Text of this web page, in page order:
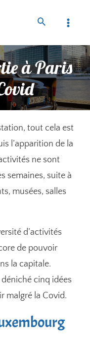
à Paris
tout cela est
l’apparition de la
ne sont
semaines, suite à
musées, salles
d’activités
de pouvoir
la capitale.
déniché cinq idées
malgré la Covid.